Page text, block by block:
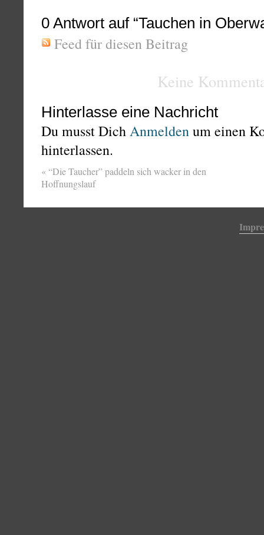
0 Antwort auf “Tauchen in
Feed für diesen Beitrag
Keine
Hinterlasse eine Nachricht
Du musst DichAnmeldenum einen
hinterlassen.
« “Die Taucher” paddeln sich wacker in den
Hoffnungslauf